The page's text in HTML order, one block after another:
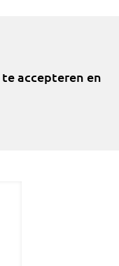
te accepteren en